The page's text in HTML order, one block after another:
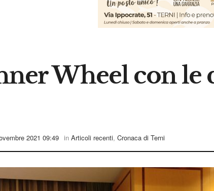
Wheel con
2021 09:49 in Articoli recenti, Cronaca di Terni